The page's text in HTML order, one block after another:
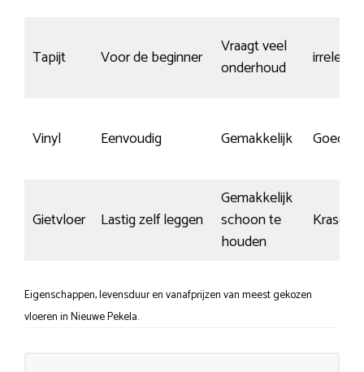
Tapijt Voor de beginner
Vraagt veel
onderhoud
Vinyl Eenvoudig Gemakkelijk Goed
Gietvloer Lastig zelf leggen
Gemakkelijk
schoon te
houden
Eigenschappen, levensduur en vanafprijzen van meest gekozen
vloeren in Nieuwe Pekela.